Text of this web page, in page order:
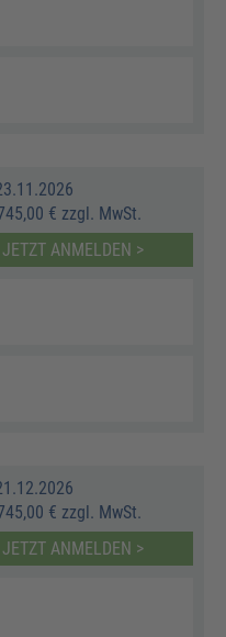
€ zzgl. MwSt.
JETZT ANMELDEN >
€ zzgl. MwSt.
JETZT ANMELDEN >